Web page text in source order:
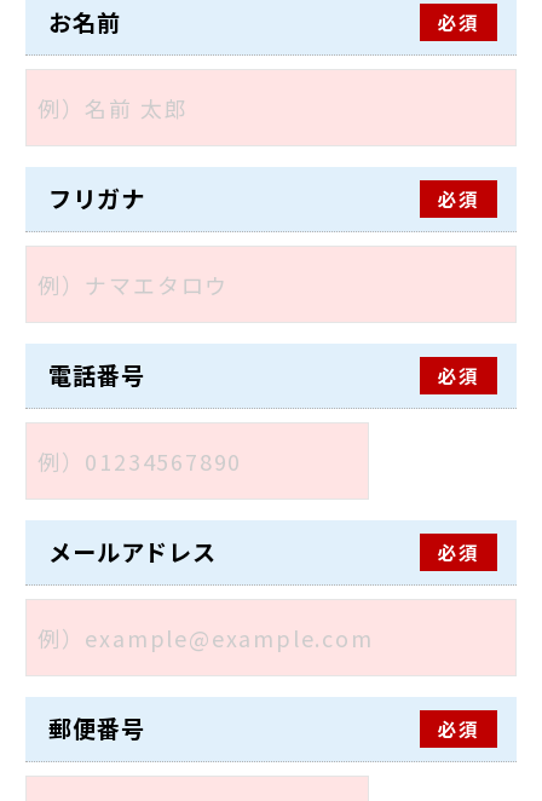
お名前 必須
フリガナ 必須
電話番号 必須
メールアドレス 必須
郵便番号 必須